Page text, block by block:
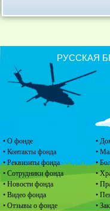
• О фонде
• Контакты фонда
• Реквизиты фонда
• Сотрудники фонда
• Новости фонда
• Видео фонда
• Отзывы о фонде
•
•
•
•
•
•
•
РУССКАЯ